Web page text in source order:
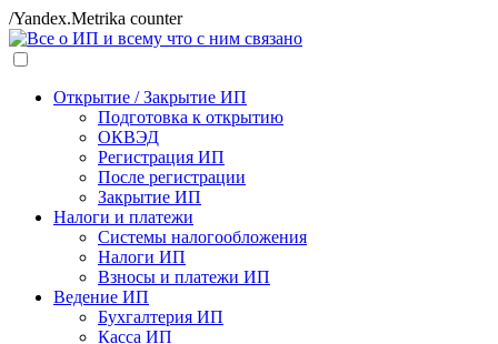
/Yandex.Metrika counter
Открытие / Закрытие ИП
Подготовка к открытию
ОКВЭД
Регистрация ИП
После регистрации
Закрытие ИП
Налоги и платежи
Системы налогообложения
Налоги ИП
Взносы и платежи ИП
Ведение ИП
Бухгалтерия ИП
Касса ИП